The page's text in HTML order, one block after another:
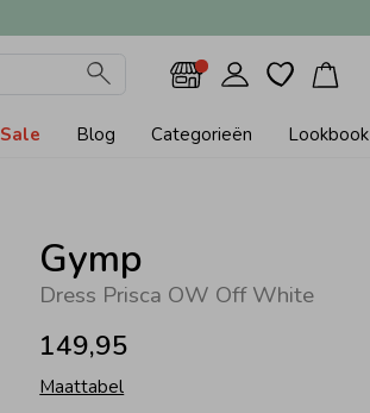
Sale Blog Categorieën Lookbook
Gymp
Dress Prisca OW Off White
149,95
Maattabel